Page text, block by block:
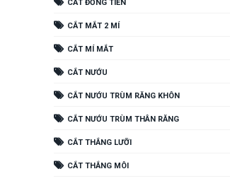
CẮT ĐỒNG TIỀN
CẮT MẮT 2 MÍ
CẮT MÍ MẮT
CẮT NƯỚU
CẮT NƯỚU TRÙM RĂNG KHÔN
CẮT NƯỚU TRÙM THÂN RĂNG
CẮT THẮNG LƯỠI
CẮT THẮNG MÔI